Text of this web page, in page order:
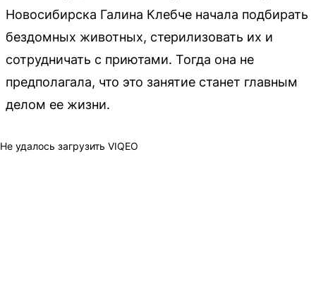
Новосибирска Галина Клебче начала подбирать
бездомных животных, стерилизовать их и
сотрудничать с приютами. Тогда она не
предполагала, что это занятие станет главным
делом ее жизни.
Не удалось загрузить VIQEO